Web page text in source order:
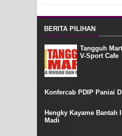
BERITA PILIHAN
Tangguh
V-Sport Cafe
Konfercab PDIP Paniai
Hengky Kayame Bantah
Madi